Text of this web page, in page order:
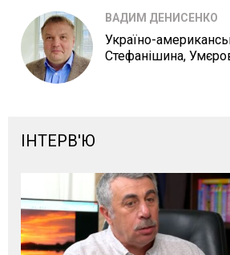
ВАДИМ ДЕНИСЕНКО
Україно-
Стефанішина,
ІНТЕРВ'Ю